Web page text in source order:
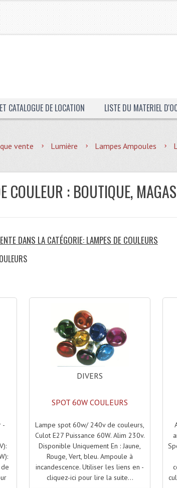
CATALOGUE DE LOCATION LISTE DU MATERIEL
vente Lumière Lampes Ampoules
COULEUR : BOUTIQUE,
DANS LA CATÉGORIE: LAMPES DE COULEURS
-
DIVERS
SPOT 60W COULEURS
Lampe spot 60w/ 240v de couleurs,
Culot E27 Puissance 60W. Alim 230v.
Disponible Uniquement En : Jaune,
Rouge, Vert, bleu. Ampoule à
incandescence. Utiliser les liens en -
cliquez-ici pour lire la suite...